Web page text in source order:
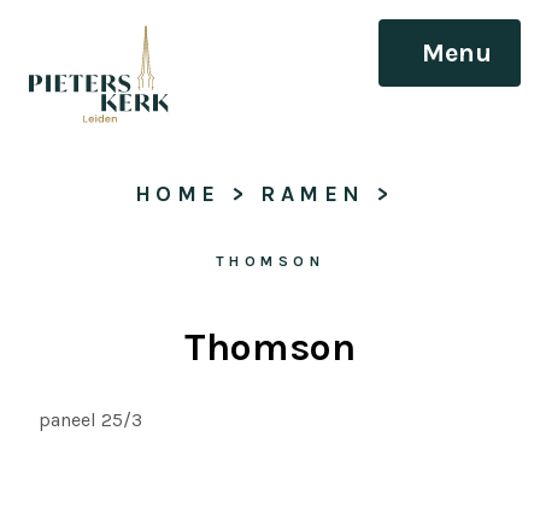
Menu
HOME > RAMEN >
THOMSON
Thomson
paneel 25/3